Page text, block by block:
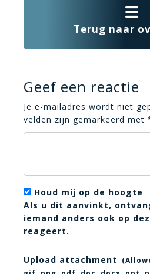
Terug naar
Geef een reactie
Je e-mailadres wordt niet
velden zijn gemarkeerd met
Houd mij op de hoogte
Als u dit aanvinkt,
iemand anders ook op
reageert.
Upload attachment